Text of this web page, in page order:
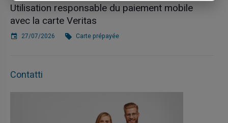
Utilisation responsable du paiement mobile
avec la carte Veritas
27/07/2026 Carte prépayée
Contatti